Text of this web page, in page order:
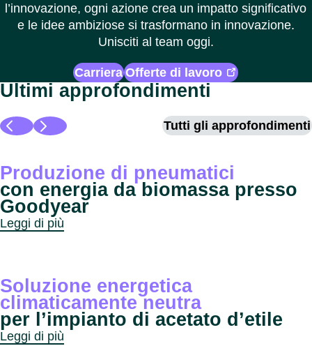
l’innovazione, ogni azione crea un impatto significativo
e le idee ambiziose si trasformano in innovazione.
Unisciti al team oggi.
Carriera Offerte di lavoro
Ultimi approfondimenti
Tutti gli approfondimenti
Produzione di pneumatici
con energia da biomassa presso
Goodyear
Leggi di più
Soluzione energetica
climaticamente neutra
per l’impianto di acetato d’etile
Leggi di più